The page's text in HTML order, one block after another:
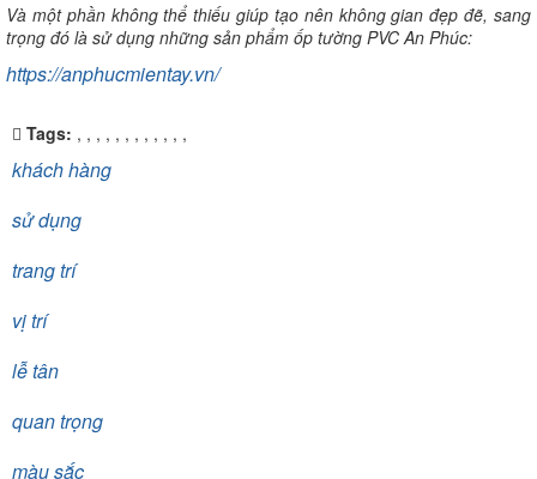
Và một phần không thể thiếu giúp tạo nên không gian đẹp đẽ, sang
trọng đó là sử dụng những sản phẩm ốp tường PVC An Phúc:
https://anphucmientay.vn/
Tags:
khách hàng
,
sử dụng
,
trang trí
,
vị trí
,
lễ tân
,
quan trọng
,
màu sắc
, , , , , ,